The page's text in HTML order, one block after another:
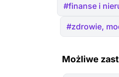
#finanse i
#zdrowie,
Możliwe